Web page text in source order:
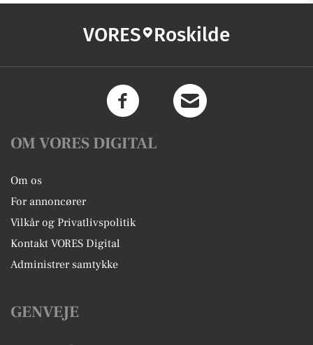
VORES Roskilde
OM VORES DIGITAL
Om os
For annoncører
Vilkår og Privatlivspolitik
Kontakt VORES Digital
Administrer samtykke
GENVEJE